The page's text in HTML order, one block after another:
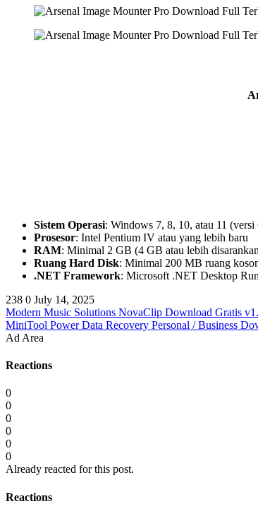
Sistem Operasi: Windows 7, 8, 10, atau 11
Prosesor: Intel Pentium IV atau yang lebih baru
RAM: Minimal 2 GB (4 GB atau lebih
Ruang Hard Disk: Minimal 200 MB ruang
.NET Framework: Microsoft .NET Desktop
238 0 July 14, 2025
Modern Music Solutions NovaClip Download Gratis
MiniTool Power Data Recovery Personal / Business
Ad Area
Reactions
0
0
0
0
0
0
Already reacted for this post.
Reactions